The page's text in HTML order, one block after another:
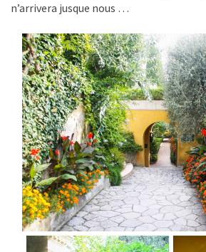
n’arrivera jusque nous …